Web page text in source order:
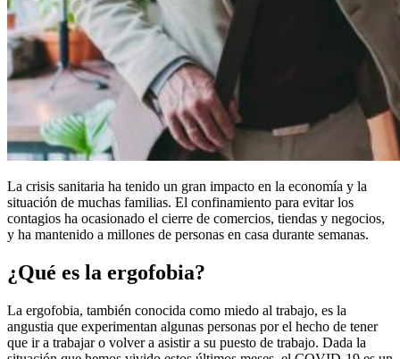
La crisis sanitaria ha tenido un gran impacto en la economía y la
situación de muchas familias. El confinamiento para evitar los
contagios ha ocasionado el cierre de comercios, tiendas y negocios,
y ha mantenido a millones de personas en casa durante semanas.
¿Qué es la ergofobia?
La ergofobia, también conocida como miedo al trabajo, es la
angustia que experimentan algunas personas por el hecho de tener
que ir a trabajar o volver a asistir a su puesto de trabajo. Dada la